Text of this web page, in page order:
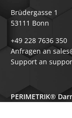
Brüdergasse 1
53111 Bonn
+49 228 7636 350
Anfragen an
Support an
PERIMETRIK®